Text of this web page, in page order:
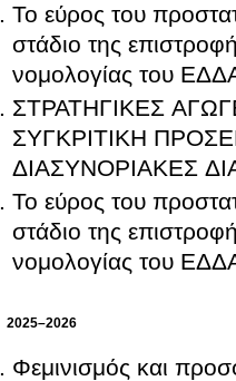
Το εύρος του
στάδιο της επιστροφής
νομολογίας του
ΣΤΡΑΤΗΓΙΚΕΣ
ΣΥΓΚΡΙΤΙΚΗ
ΔΙΑΣΥΝΟΡΙΑΚΕΣ
Το εύρος του
στάδιο της
νομολογίας του
2025–2026
Φεμινισμός και